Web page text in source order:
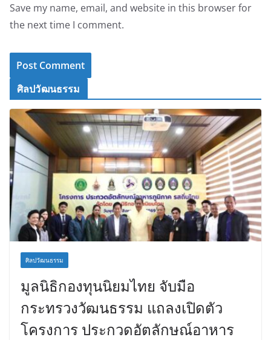
Save my name, email, and website in this browser for
the next time I comment.
ศิลปวัฒนธรรม
ศิลปวัฒนธรรม
มูลนิธิกองทุนนิยมไทย จับมือ
กระทรวงวัฒนธรรม แถลงเปิดตัว
โครงการ ประกวดอัตลักษณ์อาหาร